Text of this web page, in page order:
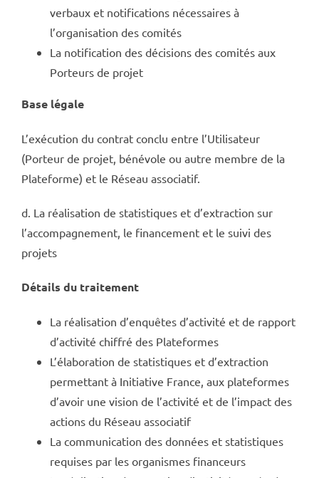
verbaux et notifications nécessaires à
l’organisation des comités
La notification des décisions des comités aux
Porteurs de projet
Base légale
L’exécution du contrat conclu entre l’Utilisateur
(Porteur de projet, bénévole ou autre membre de la
Plateforme) et le Réseau associatif.
d. La réalisation de statistiques et d’extraction sur
l’accompagnement, le financement et le suivi des
projets
Détails du traitement
La réalisation d’enquêtes d’activité et de rapport
d’activité chiffré des Plateformes
L’élaboration de statistiques et d’extraction
permettant à Initiative France, aux plateformes
d’avoir une vision de l’activité et de l’impact des
actions du Réseau associatif
La communication des données et statistiques
requises par les organismes financeurs